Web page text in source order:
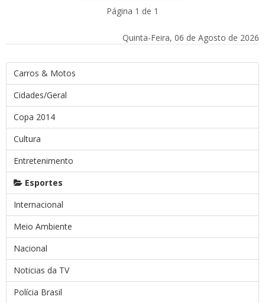
Página 1 de 1
Quinta-Feira, 06 de Agosto de 2026
Carros & Motos
Cidades/Geral
Copa 2014
Cultura
Entretenimento
Esportes
Internacional
Meio Ambiente
Nacional
Noticias da TV
Polícia Brasil